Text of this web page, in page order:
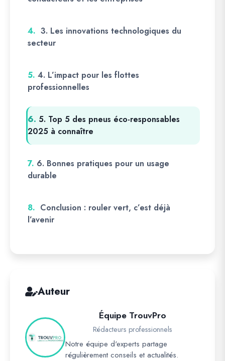
4. 3. Les innovations technologiques du
secteur
5. 4. L’impact pour les flottes
professionnelles
6. 5. Top 5 des pneus éco-responsables
2025 à connaître
7. 6. Bonnes pratiques pour un usage
durable
8. Conclusion : rouler vert, c’est déjà
l’avenir
Auteur
Équipe TrouvPro
Rédacteurs professionnels
Notre équipe d'experts partage
régulièrement conseils et actualités.